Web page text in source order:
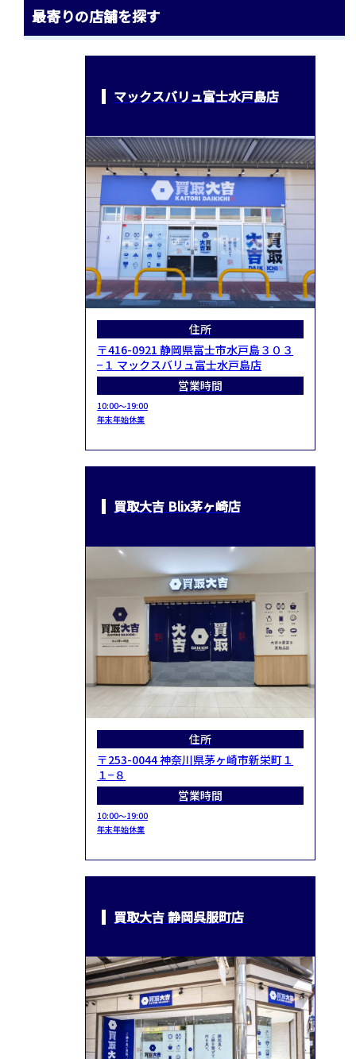
最寄りの店舗を探す
マックスバリュ富士水戸島店
住所
〒416-0921 静岡県富士市水戸島３０３
−１ マックスバリュ富士水戸島店
営業時間
10:00～19:00
年末年始休業
買取大吉 Blix茅ヶ崎店
住所
〒253-0044 神奈川県茅ヶ崎市新栄町１
１−８
営業時間
10:00～19:00
年末年始休業
買取大吉 静岡呉服町店